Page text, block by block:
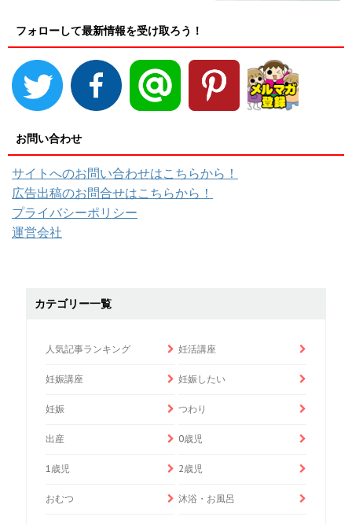
フォローして最新情報を受け取ろう！
お問い合わせ
サイトへのお問い合わせはこちらから！
広告出稿のお問合せはこちらから！
プライバシーポリシー
運営会社
カテゴリー一覧
人気記事ランキング 妊活講座
妊娠講座 妊娠したい
妊娠 つわり
出産 0歳児
1歳児 2歳児
おむつ 沐浴・お風呂